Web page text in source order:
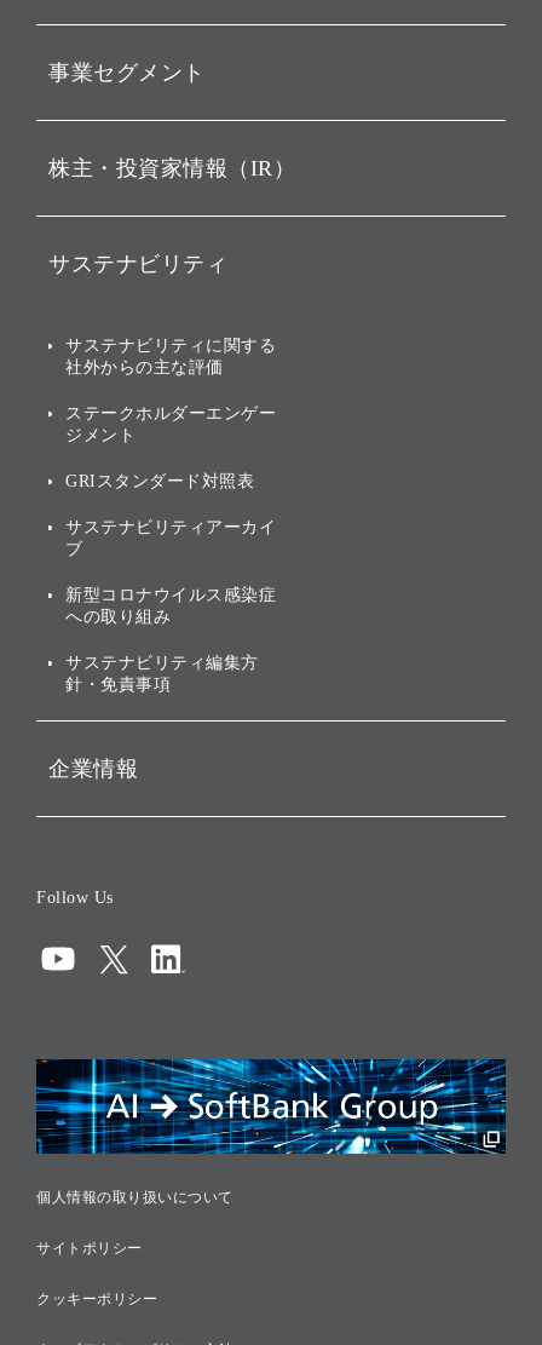
動画配信
経営理念
ビジョン
戦略
バリュー
ソフトバンクグループの歩
[AI] What dreams are made
事業セグメント
ソフトバンク・ビジョン・
その他
グループ企業一覧
株主・投資家情報（IR）
IRカレンダー
業績・財務
アニュアルレポート
株主・投資家情報（IR）に
サステナビリティ
トップメッセージ
サステナビリティの考え方
ガバナンス
投資先のサステナビリティ
サステナビリティに関する
社外からの主な評価
ステークホルダーエンゲー
ジメント
GRIスタンダード対照表
サステナビリティアーカイ
ブ
新型コロナウイルス感染症
への取り組み
サステナビリティ編集方
針・免責事項
企業情報
コンプライアンス
リスクマネジメント
税務に対する取り組み
採用情報
Follow Us
個人情報の取り扱いについて
サイトポリシー
クッキーポリシー